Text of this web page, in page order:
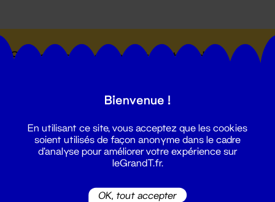
Suivez toutes les actualités du
Bienvenue !
En utilisant ce site, vous acceptez que les cookies
soient utilisés de façon anonyme dans le cadre
d'analyse pour améliorer votre expérience sur
leGrandT.fr.
OK, tout accepter